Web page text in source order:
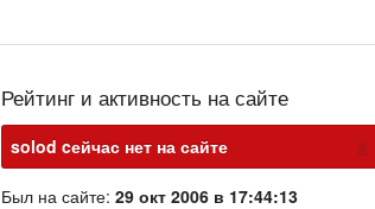
Рейтинг и активность на сайте
solod cейчас нет на сайте х
Был на сайте: 29 окт 2006 в 17:44:13